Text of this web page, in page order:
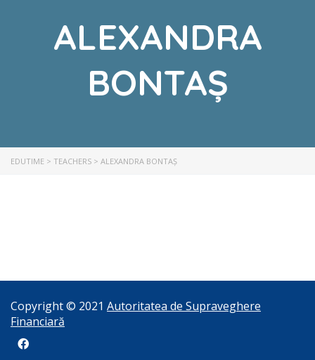
ALEXANDRA
BONTAȘ
EDUTIME > TEACHERS > ALEXANDRA BONTAȘ
Copyright © 2021 Autoritatea de Supraveghere
Financiară